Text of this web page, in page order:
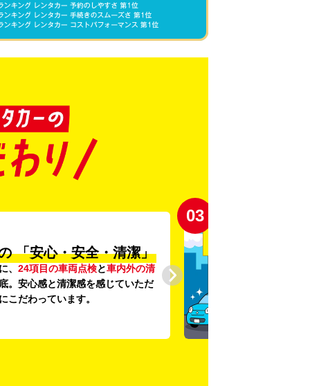
「安心・安全・清潔」
、 24項目の車両点検と車内外の清
。安心感と清潔感を感じていただ
こだわっています。
03